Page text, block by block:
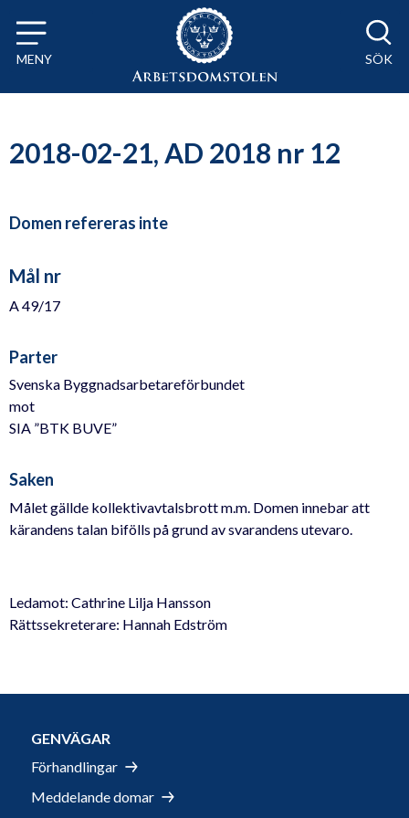
Till innehåll på sidan x
MENY SÖK
2018-02-21, AD 2018 nr 12
Domen refereras inte
Mål nr
A 49/17
Parter
Svenska Byggnadsarbetareförbundet
mot
SIA ”BTK BUVE”
Saken
Målet gällde kollektivavtalsbrott m.m. Domen innebar att
kärandens talan bifölls på grund av svarandens utevaro.
Ledamot: Cathrine Lilja Hansson
Rättssekreterare: Hannah Edström
GENVÄGAR
Förhandlingar
Meddelande domar